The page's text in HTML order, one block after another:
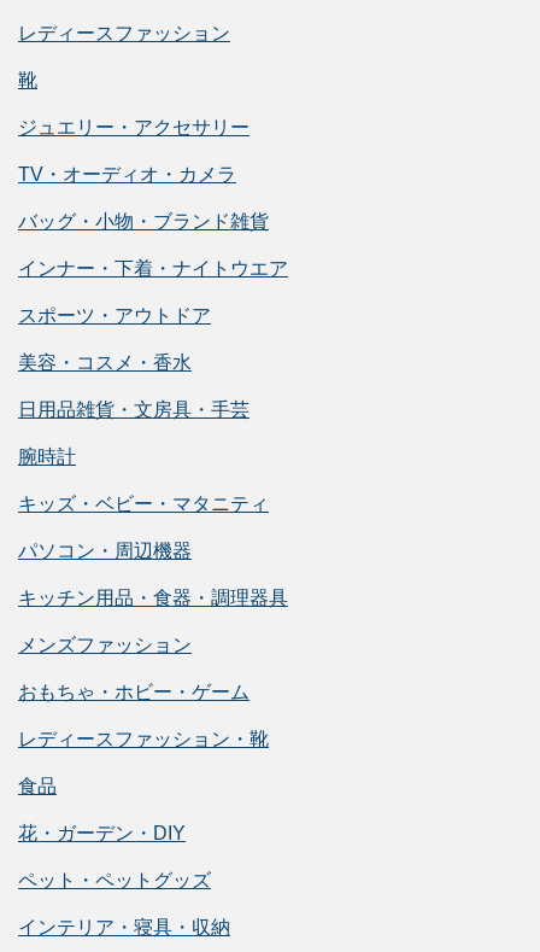
レディースファッション
靴
ジュエリー・アクセサリー
TV・オーディオ・カメラ
バッグ・小物・ブランド雑貨
インナー・下着・ナイトウエア
スポーツ・アウトドア
美容・コスメ・香水
日用品雑貨・文房具・手芸
腕時計
キッズ・ベビー・マタニティ
パソコン・周辺機器
キッチン用品・食器・調理器具
メンズファッション
おもちゃ・ホビー・ゲーム
レディースファッション・靴
食品
花・ガーデン・DIY
ペット・ペットグッズ
インテリア・寝具・収納